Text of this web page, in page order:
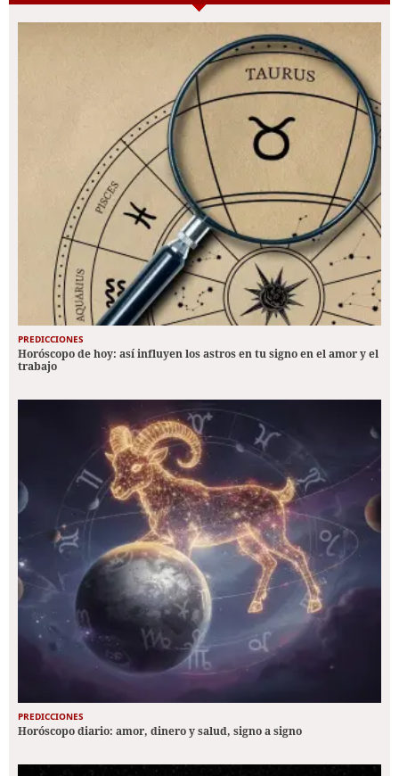
PREDICCIONES
Horóscopo de hoy: así influyen los astros en tu signo en el amor y el
trabajo
PREDICCIONES
Horóscopo diario: amor, dinero y salud, signo a signo